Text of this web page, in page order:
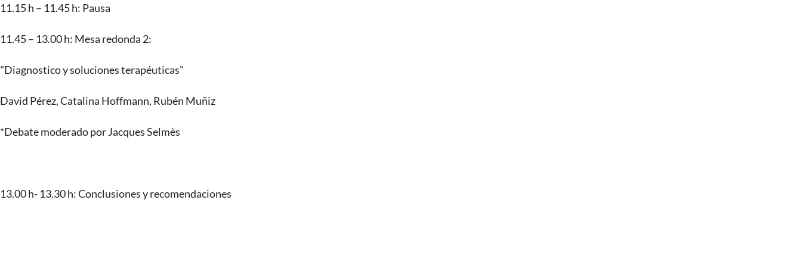
11.15 h – 11.45 h: Pausa
11.45 – 13.00 h: Mesa redonda 2:
"Diagnostico y soluciones terapéuticas"
David Pérez, Catalina Hoffmann, Rubén Muñiz
*Debate moderado por Jacques Selmès
13.00 h- 13.30 h: Conclusiones y recomendaciones